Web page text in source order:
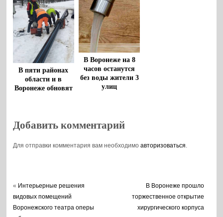
В пяти районах
области и в
Воронеже обновят
В Воронеже на 8
часов останутся
без воды жители 3
улиц
Добавить комментарий
Для отправки комментария вам необходимоавторизоваться.
« Интерьерные решения
видовых помещений
Воронежского театра оперы
В Воронеже прошло
торжественное открытие
хирургического корпуса